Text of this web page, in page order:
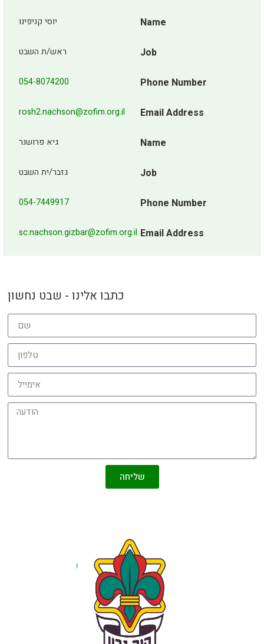
Name יוסי קניפינו
Job ראש/ת השבט
Phone Number
054-8074200
Email Address
rosh2.nachson@zofim.org.il
Name גיא פרושנר
Job גזבר/ית השבט
Phone Number
054-7449917
Email Address
sc.nachson.gizbar@zofim.org.il
כתבו אלינו - שבט נחשון
שליחה